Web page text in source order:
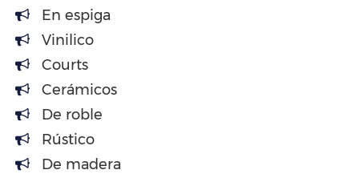
En espiga
Vinilico
Courts
Cerámicos
De roble
Rústico
De madera